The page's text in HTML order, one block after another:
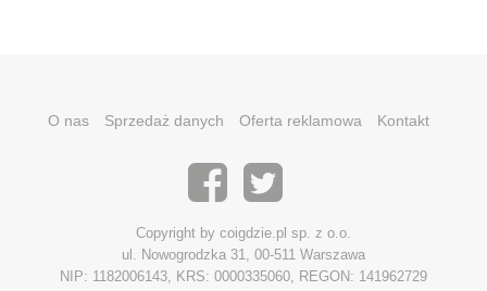
O nas Sprzedaż danych Oferta reklamowa Kontakt
Copyright by coigdzie.pl sp. z o.o.
ul. Nowogrodzka 31, 00-511 Warszawa
NIP: 1182006143, KRS: 0000335060, REGON: 141962729